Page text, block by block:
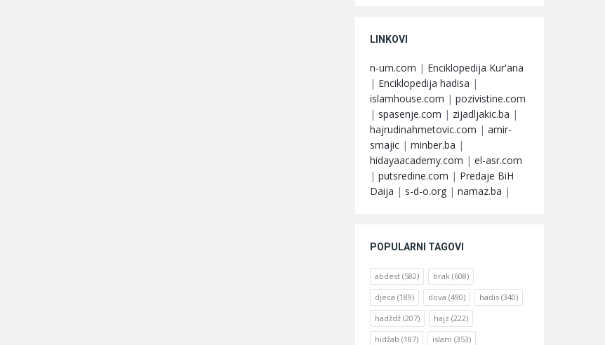
LINKOVI
n-um.com | Enciklopedija Kur'ana
| Enciklopedija hadisa |
islamhouse.com | pozivistine.com
| spasenje.com | zijadljakic.ba |
hajrudinahmetovic.com | amir-
smajic | minber.ba |
hidayaacademy.com | el-asr.com
| putsredine.com | Predaje BiH
Daija | s-d-o.org | namaz.ba |
POPULARNI TAGOVI
abdest (582) brak (608)
djeca (189) dova (490) hadis (340)
hadždž (207) hajz (222)
hidžab (187) islam (353)